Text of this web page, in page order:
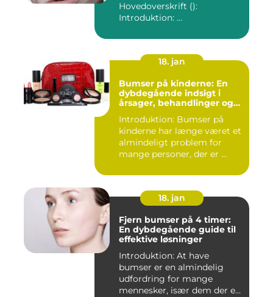
Hovedoverskrift ():
Introduktion: ...
18. jan
Bumser på kinderne: En
dybdegående indsigt i
årsager, behandlinger og
Introduktion: Bumser på
kinderne har længe været et
almindeligt problem for
mange personer, der er ...
18. jan
Fjern bumser på 4 timer:
En dybdegående guide til
effektive løsninger
Introduktion: At have
bumser er en almindelig
udfordring for mange
mennesker, især dem der er